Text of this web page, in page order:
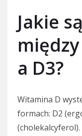
Jakie
a D3?
Witamina D
formach: D2